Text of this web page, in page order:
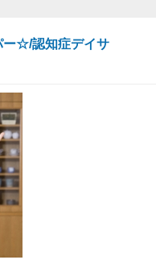
ー☆/認知症デイサ